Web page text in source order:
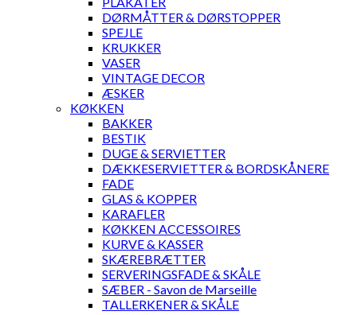
DØRMÅTTER & DØRSTOPPER
SPEJLE
KRUKKER
VASER
VINTAGE DECOR
ÆSKER
KØKKEN
BAKKER
BESTIK
DUGE & SERVIETTER
DÆKKESERVIETTER & BORDSKÅNERE
FADE
GLAS & KOPPER
KARAFLER
KØKKEN ACCESSOIRES
KURVE & KASSER
SKÆREBRÆTTER
SERVERINGSFADE & SKÅLE
SÆBER - Savon de Marseille
TALLERKENER & SKÅLE